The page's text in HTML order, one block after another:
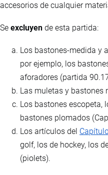
accesorios de cualquier
Se excluyen de esta partida:
Los bastones-medida y
por ejemplo, los
aforadores (partida
Las muletas y bastones
Los bastones escopeta,
bastones plomados
Los artículos del
golf, los de hockey, los
(piolets).